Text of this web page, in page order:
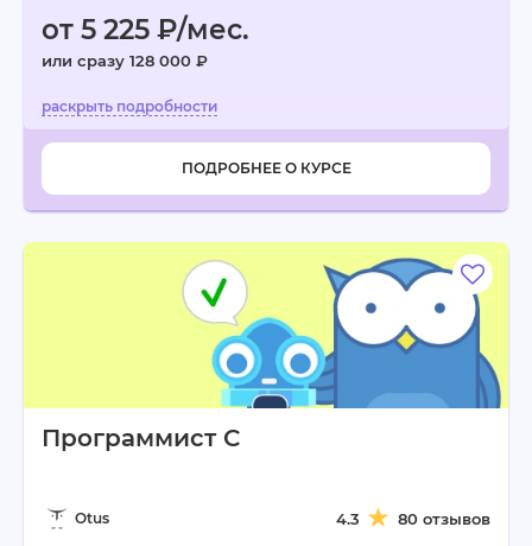
от 5 225 ₽/мес.
или сразу 128 000 ₽
ПОДРОБНЕЕ О КУРСЕ
Программист C
Otus 4.3 80 отзывов